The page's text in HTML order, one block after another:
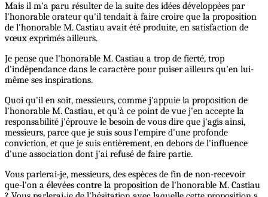
Mais il m'a paru résulter de la suite des idées développées par
l'honorable orateur qu'il tendait à faire croire que la proposition
de l'honorable M. Castiau avait été produite, en satisfaction de
vœux exprimés ailleurs.
Je pense que l'honorable M. Castiau a trop de fierté, trop
d'indépendance dans le caractère pour puiser ailleurs qu'en lui-
même ses inspirations.
Quoi qu'il en soit, messieurs, comme j'appuie la proposition de
l'honorable M. Castiau, et qu'à ce point de vue j'en accepte la
responsabilité j'éprouve le besoin de vous dire que j'agis ainsi,
messieurs, parce que je suis sous l'empire d'une profonde
conviction, et que je suis entièrement, en dehors de l'influence
d'une association dont j'ai refusé de faire partie.
Vous parlerai-je, messieurs, des espèces de fin de non-recevoir
que-l'on a élevées contre la proposition de l'honorable M. Castiau